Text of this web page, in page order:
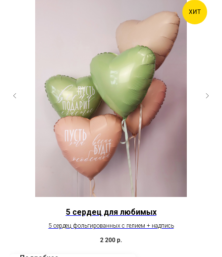
ХИТ
5 сердец для любимых
5 сердец фольгированных с гелием + надпись
2 200 р.